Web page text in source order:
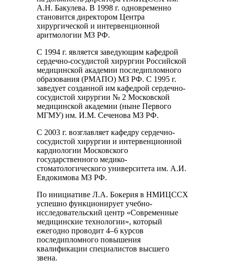
А.Н. Бакулева. В 1998 г. одновременно
становится директором Центра
хирургической и интервенционной
аритмологии МЗ РФ.
С 1994 г. является заведующим кафедрой
сердечно-сосудистой хирургии Российской
медицинской академии последипломного
образования (РМАПО) МЗ РФ. С 1995 г.
заведует созданной им кафедрой сердечно-
сосудистой хирургии № 2 Московской
медицинской академии (ныне Первого
МГМУ) им. И.М. Сеченова МЗ РФ.
С 2003 г. возглавляет кафедру сердечно-
сосудистой хирургии и интервенционной
кардиологии Московского
государственного медико-
стоматологического университета им. А.И.
Евдокимова МЗ РФ.
По инициативе Л.А. Бокерия в НМИЦССХ
успешно функционирует учебно-
исследовательский центр «Современные
медицинские технологии», который
ежегодно проводит 4–6 курсов
последипломного повышения
квалификации специалистов высшего
звена.